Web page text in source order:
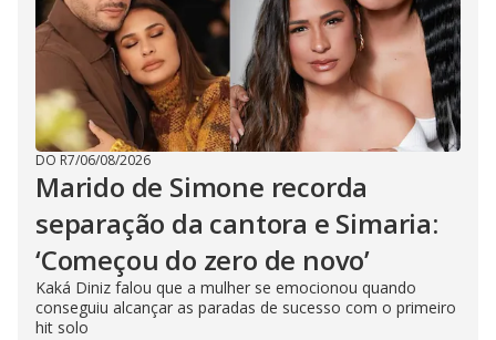
DO R7/06/08/2026
Marido de Simone recorda
separação da cantora e Simaria:
‘Começou do zero de novo’
Kaká Diniz falou que a mulher se emocionou quando
conseguiu alcançar as paradas de sucesso com o primeiro
hit solo